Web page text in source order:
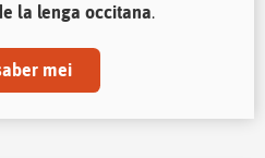
la lenga occitana.
mei